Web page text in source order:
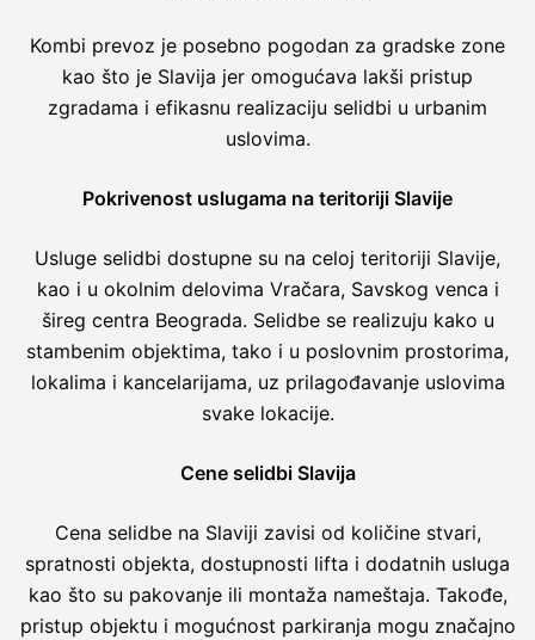
Kombi prevoz je posebno pogodan za gradske zone
kao što je Slavija jer omogućava lakši pristup
zgradama i efikasnu realizaciju selidbi u urbanim
uslovima.
Pokrivenost uslugama na teritoriji Slavije
Usluge selidbi dostupne su na celoj teritoriji Slavije,
kao i u okolnim delovima Vračara, Savskog venca i
šireg centra Beograda. Selidbe se realizuju kako u
stambenim objektima, tako i u poslovnim prostorima,
lokalima i kancelarijama, uz prilagođavanje uslovima
svake lokacije.
Cene selidbi Slavija
Cena selidbe na Slaviji zavisi od količine stvari,
spratnosti objekta, dostupnosti lifta i dodatnih usluga
kao što su pakovanje ili montaža nameštaja. Takođe,
pristup objektu i mogućnost parkiranja mogu značajno